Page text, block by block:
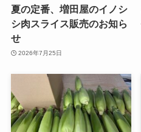
夏の定番、増田屋のイノシ
シ肉スライス販売のお知ら
せ
2026年7月25日